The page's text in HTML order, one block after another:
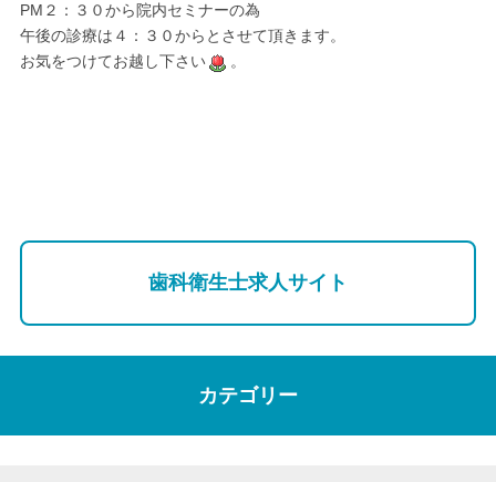
PM２：３０から院内セミナーの為
午後の診療は４：３０からとさせて頂きます。
お気をつけてお越し下さい
。
歯科衛生士求人サイト
カテゴリー